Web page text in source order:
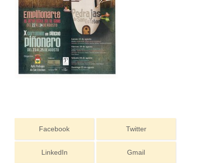
Facebook Twitter
LinkedIn Gmail
Fiesta de los Fueros 2026 de Sepúlveda